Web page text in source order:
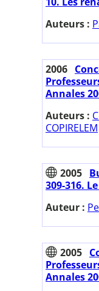
Auteurs :
2006
Annales
Auteurs :
COPIRELEM
2005
309-316.
Auteur :
2005
Annales